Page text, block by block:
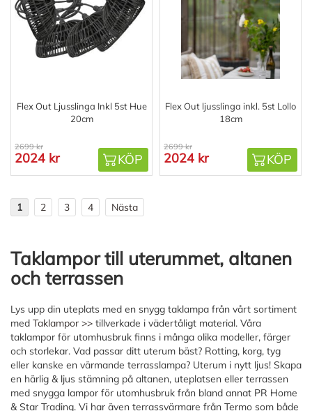
Flex Out Ljusslinga Inkl 5st Hue
20cm
2699 kr
2024 kr KÖP
Flex Out ljusslinga inkl. 5st Lollo
18cm
2699 kr
2024 kr KÖP
1 2 3 4 Nästa
Taklampor till uterummet, altanen
och terrassen
Lys upp din uteplats med en snygg taklampa från vårt sortiment
med Taklampor >> tillverkade i vädertåligt material. Våra
taklampor för utomhusbruk finns i många olika modeller, färger
och storlekar. Vad passar ditt uterum bäst? Rotting, korg, tyg
eller kanske en värmande terrasslampa? Uterum i nytt ljus! Skapa
en härlig & ljus stämning på altanen, uteplatsen eller terrassen
med snygga lampor för utomhusbruk från bland annat PR Home
& Star Trading. Vi har även terrassvärmare från Termo som både